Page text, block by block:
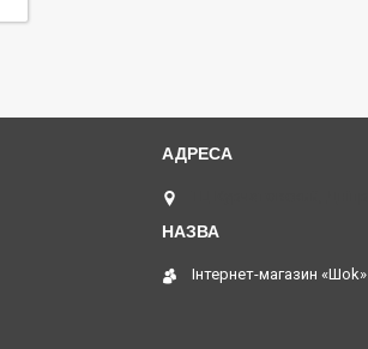
Інтернет-магазин «Шоk»